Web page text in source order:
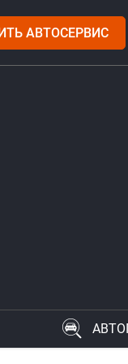
АВТОСЕРВИС